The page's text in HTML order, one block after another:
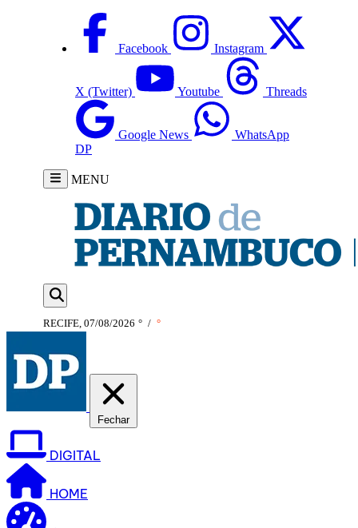
Facebook Instagram
X (Twitter) Youtube Threads
Google News
WhatsApp
DP
MENU
RECIFE, 07/08/2026 ° / °
Fechar
DIGITAL
HOME